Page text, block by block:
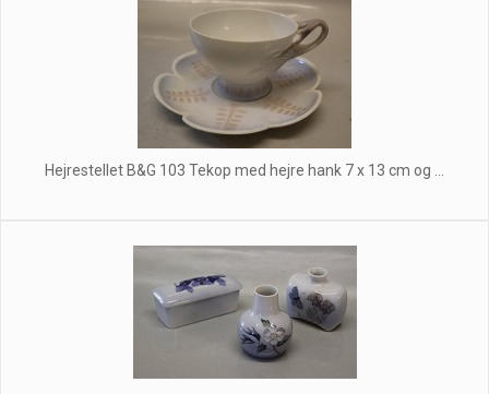
Hejrestellet B&G 103 Tekop med hejre hank 7 x 13 cm og ...